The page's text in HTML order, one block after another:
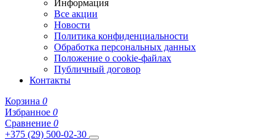
Информация
Все акции
Новости
Политика конфиденциальности
Обработка персональных данных
Положение о cookie-файлах
Публичный договор
Контакты
Корзина 0
Избранное 0
Сравнение 0
+375 (29) 500-02-30